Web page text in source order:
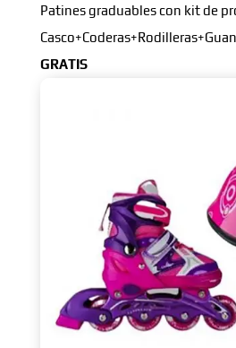
Patines graduables con kit de
GRATIS